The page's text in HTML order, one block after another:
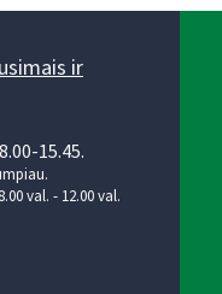
ir
15.45.
val. - 12.00 val.